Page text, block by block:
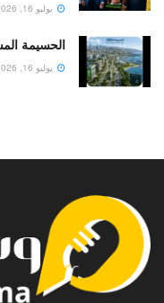
يوليو 16, 2026
الحسيمة
يوليو 16, 2026